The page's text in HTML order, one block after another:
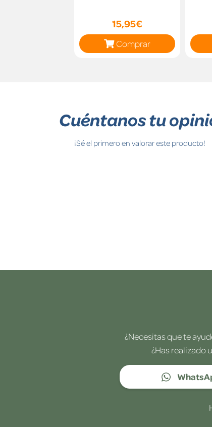
15,95€
Comprar
Cuéntanos tu
¡Sé el primero en valorar este producto!
¿Necesitas que te
¿Has realizado